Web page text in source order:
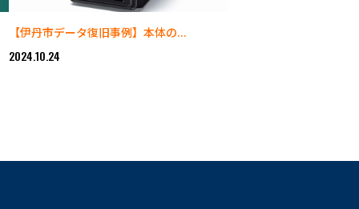
【伊丹市データ復旧事例】本体の...
2024.10.24